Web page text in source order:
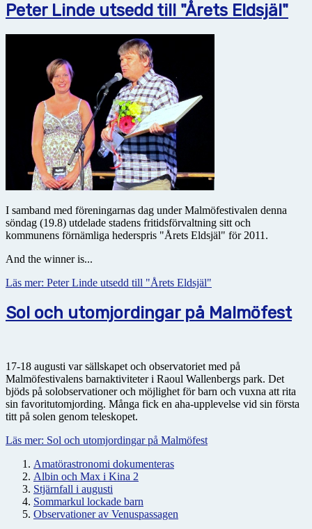
Peter Linde utsedd till "Årets Eldsjäl"
I samband med föreningarnas dag under Malmöfestivalen denna
söndag (19.8) utdelade stadens fritidsförvaltning sitt och
kommunens förnämliga hederspris "Årets Eldsjäl" för 2011.
And the winner is...
Läs mer: Peter Linde utsedd till "Årets Eldsjäl"
Sol och utomjordingar på Malmöfest
17-18 augusti var sällskapet och observatoriet med på
Malmöfestivalens barnaktiviteter i Raoul Wallenbergs park. Det
bjöds på solobservationer och möjlighet för barn och vuxna att rita
sin favoritutomjording. Många fick en aha-upplevelse vid sin första
titt på solen genom teleskopet.
Läs mer: Sol och utomjordingar på Malmöfest
Amatörastronomi dokumenteras
Albin och Max i Kina 2
Stjärnfall i augusti
Sommarkul lockade barn
Observationer av Venuspassagen